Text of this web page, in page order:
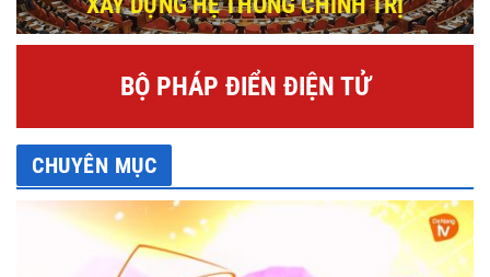
BỘ PHÁP ĐIỂN ĐIỆN TỬ
CHUYÊN MỤC